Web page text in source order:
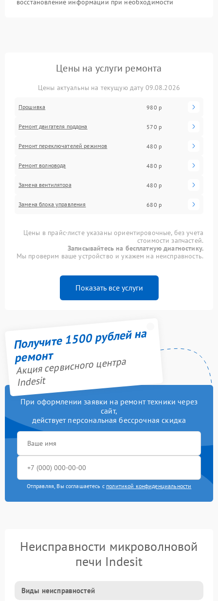
восстановление информации при необходимости
Цены на услуги ремонта
Цены актуальны на текущую дату 09.08.2026
Прошивка 980 р
Ремонт двигателя поддона 570 р
Ремонт переключателей режимов 480 р
Ремонт волновода 480 р
Замена вентилятора 480 р
Замена блока управления 680 р
Цены в прайс-листе указаны ориентировочные, без учета
стоимости запчастей.
Записывайтесь на бесплатную диагностику.
Мы проверим ваше устройство и укажем на неисправность.
Показать все услуги
Получите 1500 рублей на
ремонт
Акция сервисного центра
Indesit
При оформлении заявки на ремонт техники через
сайт,
действует персональная бессрочная скидка
Отправляя, Вы соглашаетесь с политикой конфиденциальности
Неисправности микроволновой
печи Indesit
Виды неисправностей